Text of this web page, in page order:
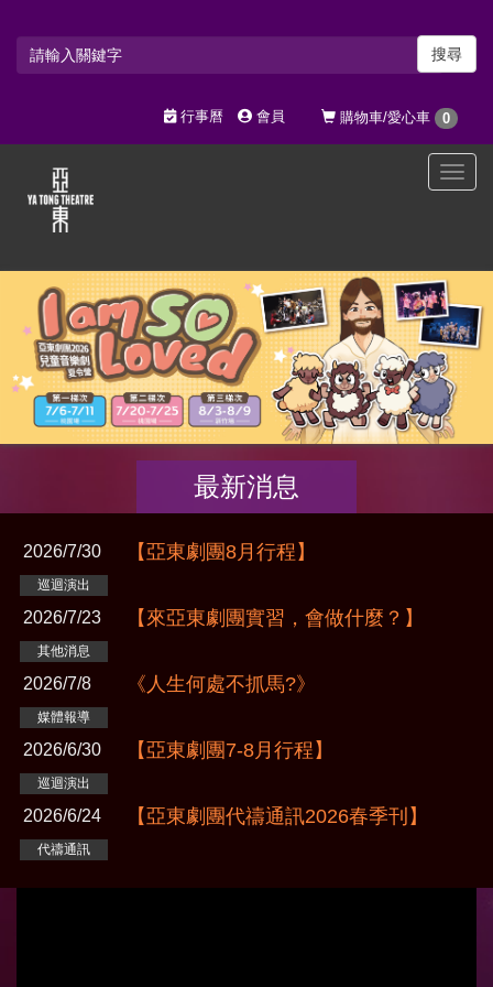
搜尋
購物車/愛心車 0
行事曆 會員
選
最新消息
巡迴演出
2026/7/30 【亞東劇團8月行程】
其他消息
2026/7/23 【來亞東劇團實習，會做什麼？】
媒體報導
2026/7/8 《人生何處不抓馬?》
巡迴演出
2026/6/30 【亞東劇團7-8月行程】
代禱通訊
2026/6/24 【亞東劇團代禱通訊2026春季刊】